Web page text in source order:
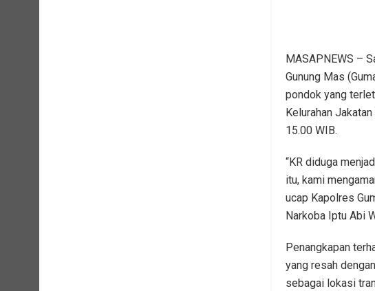
MASAPNEWS –
Gunung Mas
pondok yang
Kelurahan
15.00 WIB.
“KR diduga
itu, kami
ucap Kapolres
Narkoba Iptu Abi
Penangkapan
yang resah
sebagai lokasi